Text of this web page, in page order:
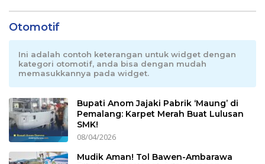
Otomotif
Ini adalah contoh keterangan untuk widget dengan
kategori otomotif, anda bisa dengan mudah
memasukkannya pada widget.
Bupati Anom Jajaki Pabrik ‘Maung’ di
Pemalang: Karpet Merah Buat Lulusan
SMK!
08/04/2026
Mudik Aman! Tol Bawen-Ambarawa